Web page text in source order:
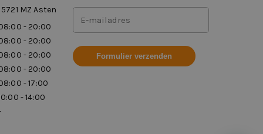
MZ Asten
- 20:00
- 20:00
- 20:00
- 20:00
- 17:00
- 14:00
(Vereist)